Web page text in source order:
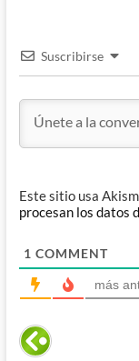
Suscribirse
Este sitio usa
procesan los datos
1 COMMENT
más